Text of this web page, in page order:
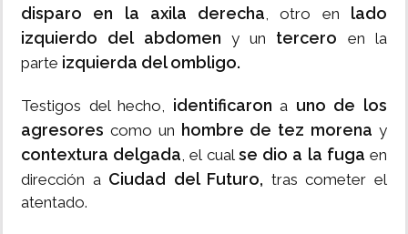
disparo en la axila derecha, otro en lado
izquierdo del abdomen y un tercero en la
parte izquierda del ombligo.
Testigos del hecho, identificaron a uno de los
agresores como un hombre de tez morena y
contextura delgada, el cual se dio a la fugaen
dirección a Ciudad del Futuro, tras cometer el
atentado.